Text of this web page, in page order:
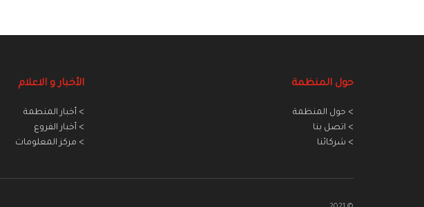
حول المنظمة
> حول المنظمة
> اتصل بنا
> شركائنا
الأخبار و الاعلام
> أخبار المنطمة
> أخبار الفروع
> مركز المعلومات